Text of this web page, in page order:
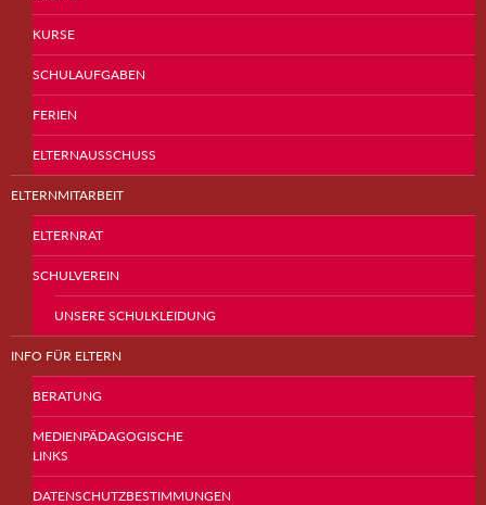
KURSE
SCHULAUFGABEN
FERIEN
ELTERNAUSSCHUSS
ELTERNMITARBEIT
ELTERNRAT
SCHULVEREIN
UNSERE SCHULKLEIDUNG
INFO FÜR ELTERN
BERATUNG
MEDIENPÄDAGOGISCHE
LINKS
DATENSCHUTZBESTIMMUNGEN